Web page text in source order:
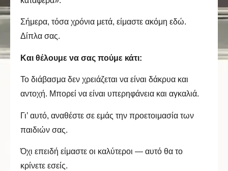
Σήμερα, τόσα χρόνια μετά, είμαστε ακόμη εδώ.
Δίπλα σας.
Και θέλουμε να σας πούμε κάτι:
Το διάβασμα δεν χρειάζεται να είναι δάκρυα και
αντοχή. Μπορεί να είναι υπερηφάνεια και αγκαλιά.
Γι’ αυτό, αναθέστε σε εμάς την προετοιμασία των
παιδιών σας.
Όχι επειδή είμαστε οι καλύτεροι — αυτό θα το
κρίνετε εσείς.